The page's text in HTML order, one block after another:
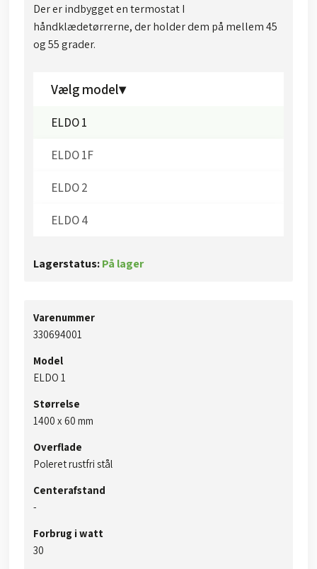
Der er indbygget en termostat I
håndklædetørrerne, der holder dem på mellem 45
og 55 grader.​
Vælg model▾
ELDO 1
ELDO 1F
ELDO 2
ELDO 4
Lagerstatus:På lager
Varenummer
330694001
Model
ELDO 1
Størrelse
1400 x 60 mm
Overflade
Poleret rustfri stål
Centerafstand
​-
Forbrug i watt
30​